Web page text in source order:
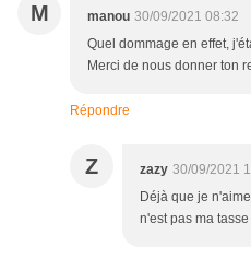
M manou 30/09/2021 08:32
Quel dommage en effet,
Merci de nous donner ton
Répondre
Z zazy 30/09/2021
Déjà que je
n'est pas ma